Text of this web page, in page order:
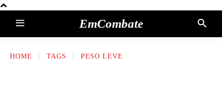
EmCombate
HOME TAGS PESO LEVE